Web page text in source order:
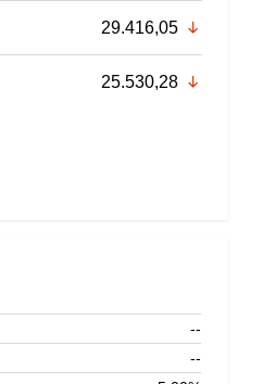
29.416,05
25.530,28
--
--